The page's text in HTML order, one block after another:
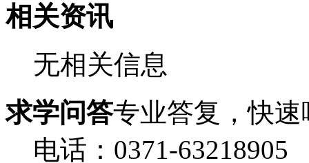
相关资讯
无相关信息
求学问答专业答复，快速
电话：0371-63218905